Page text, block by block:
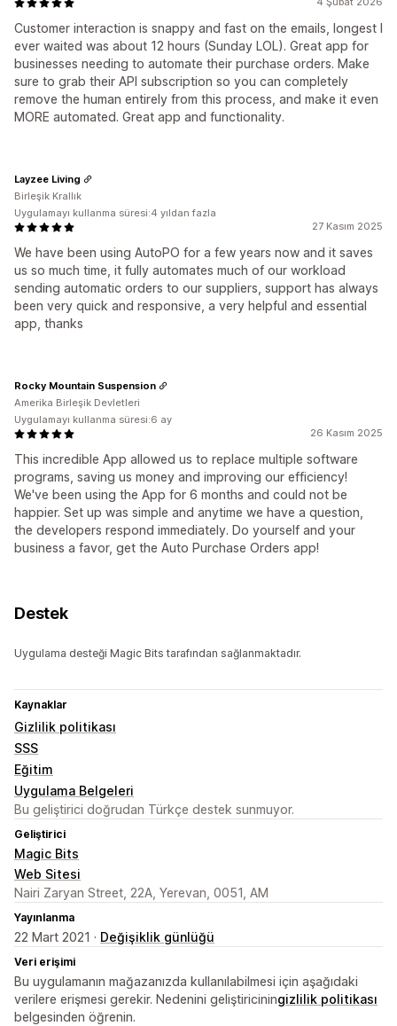
Customer interaction is snappy and fast on the emails, longest I
ever waited was about 12 hours (Sunday LOL). Great app for
businesses needing to automate their purchase orders. Make
sure to grab their API subscription so you can completely
remove the human entirely from this process, and make it even
MORE automated. Great app and functionality.
27 Kasım 2025
We have been using AutoPO for a few years now and it saves
us so much time, it fully automates much of our workload
sending automatic orders to our suppliers, support has always
been very quick and responsive, a very helpful and essential
app, thanks
Layzee Living
Birleşik Krallık
Uygulamayı kullanma süresi:4 yıldan fazla
26 Kasım 2025
This incredible App allowed us to replace multiple software
programs, saving us money and improving our efficiency!
We've been using the App for 6 months and could not be
happier. Set up was simple and anytime we have a question,
the developers respond immediately. Do yourself and your
business a favor, get the Auto Purchase Orders app!
Rocky Mountain Suspension
Amerika Birleşik Devletleri
Uygulamayı kullanma süresi:6 ay
Destek
Uygulama desteği Magic Bits tarafından sağlanmaktadır.
Kaynaklar
Gizlilik politikası
SSS
Eğitim
Uygulama Belgeleri
Bu geliştirici doğrudan Türkçe destek sunmuyor.
Geliştirici
Magic Bits
Web Sitesi
Nairi Zaryan Street, 22A, Yerevan, 0051, AM
Yayınlanma
22 Mart 2021 · Değişiklik günlüğü
Veri erişimi
Bu uygulamanın mağazanızda kullanılabilmesi için aşağıdaki
verilere erişmesi gerekir. Nedenini geliştiriciningizlilik politikası
belgesinden öğrenin.